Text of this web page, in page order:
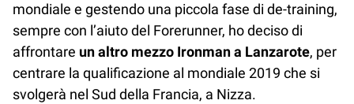
mondiale e gestendo una piccola fase di de-training,
sempre con l’aiuto del Forerunner, ho deciso di
affrontare un altro mezzo Ironman a Lanzarote, per
centrare la qualificazione al mondiale 2019 che si
svolgerà nel Sud della Francia, a Nizza.